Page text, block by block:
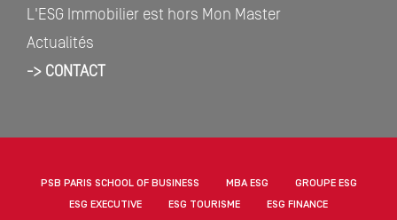
L'ESG Immobilier est hors Mon Master
Actualités
-> CONTACT
PSB PARIS SCHOOL OF BUSINESS MBA ESG
GROUPE ESG
ESG EXECUTIVE
ESG TOURISME ESG FINANCE